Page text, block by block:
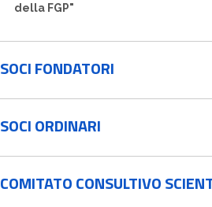
della FGP"
SOCI FONDATORI
SOCI ORDINARI
COMITATO CONSULTIVO